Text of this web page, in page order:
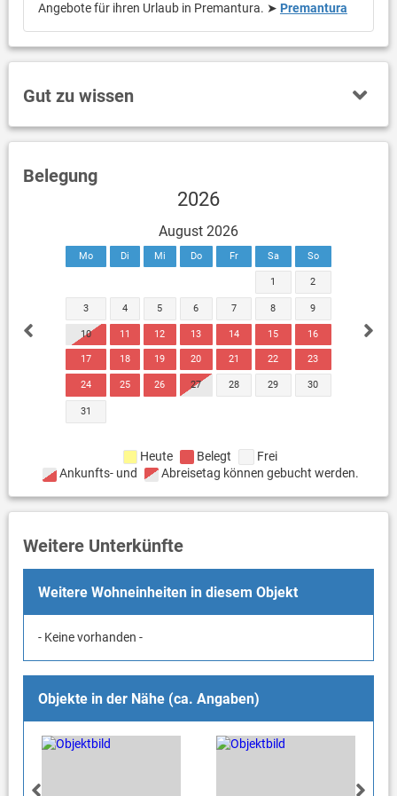
Angebote für ihren Urlaub in Premantura. ➤ Premantura
Gut zu wissen
Belegung
2026
August 2026
Mo Di Mi Do Fr Sa So
1 2
3 4 5 6 7 8 9
10 11 12 13 14 15 16
17 18 19 20 21 22 23
24 25 26 27 28 29 30
31
Heute Belegt
Frei
Ankunfts- und
Abreisetag können gebucht werden.
Weitere Unterkünfte
Weitere Wohneinheiten in diesem Objekt
- Keine vorhanden -
Objekte in der Nähe (ca. Angaben)